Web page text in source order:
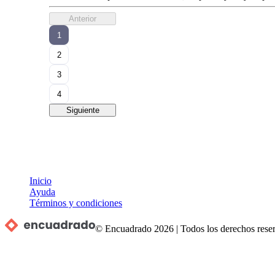
Anterior
1
2
3
4
Siguiente
Inicio
Ayuda
Términos y condiciones
© Encuadrado 2026 |Todos los derechos